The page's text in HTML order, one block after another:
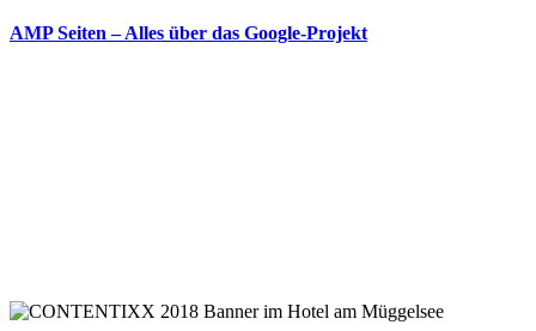
AMP Seiten – Alles über das Google-Projekt